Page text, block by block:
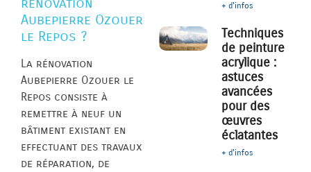
rénovation
Aubepierre Ozouer
le Repos ?
La rénovation
Aubepierre Ozouer le
Repos consiste à
remettre à neuf un
bâtiment existant en
effectuant des travaux
de réparation, de
+ d'infos
Techniques
de peinture
acrylique :
astuces
avancées
pour des
œuvres
éclatantes
+ d'infos